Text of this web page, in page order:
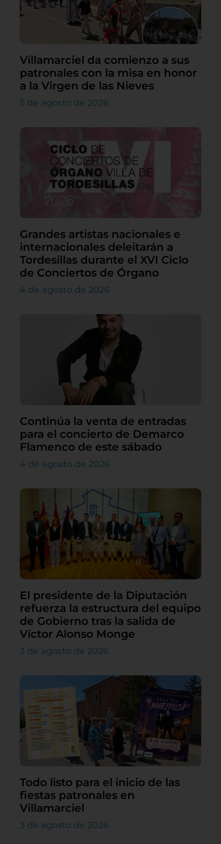
Villamarciel da comienzo a sus
patronales con la misa en honor
a la Virgen de las Nieves
5 de agosto de 2026
Grandes artistas nacionales e
internacionales deleitarán a
Tordesillas durante el XVI Ciclo
de Conciertos de Órgano
4 de agosto de 2026
Continúa la venta de entradas
para el concierto de Demarco
Flamenco de este sábado
4 de agosto de 2026
El presidente de la Diputación
refuerza la estructura del equipo
de Gobierno tras la salida de
Víctor Alonso Monge
3 de agosto de 2026
Todo listo para el inicio de las
fiestas patronales en
Villamarciel
3 de agosto de 2026